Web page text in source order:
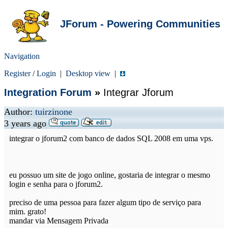
JForum - Powering Communities
Navigation
Register/Login | Desktop view |
Integration Forum » Integrar Jforum
Author: tuirzinone
3 years ago
integrar o jforum2 com banco de dados SQL 2008 em uma vps.
eu possuo um site de jogo online, gostaria de integrar o mesmo
login e senha para o jforum2.
preciso de uma pessoa para fazer algum tipo de serviço para
mim. grato!
mandar via Mensagem Privada